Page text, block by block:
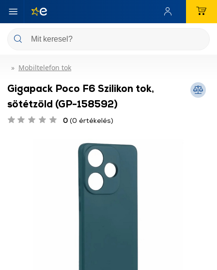
Mobiltelefon tok
Gigapack Poco F6 Szilikon tok,
sötétzöld (GP-158592)
0 (0 értékelés)